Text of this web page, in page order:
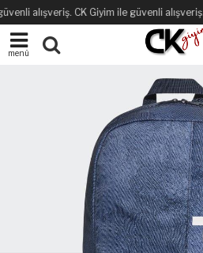
alışveriş. CK Giyim ile güvenli alışveriş.
menü